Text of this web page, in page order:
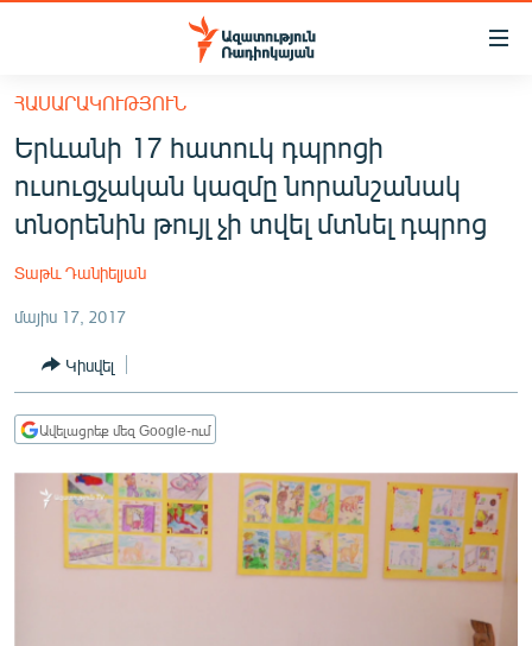
Մատչելիության
հիմնական
բովանդակությանը
հիմնական
մենյուին
ՀԱՅԱՍՏԱՆ
ՔԱՂԱՔԱԿԱՆ
ՏՆՏԵՍՈՒԹՅՈՒՆ
ՂԱՐԱԲԱՂ
ՏԱՐԱԾԱՇՐՋԱՆ
ՄԻՋԱԶԳԱՅԻՆ
ՀԱՍԱՐԱԿՈՒԹՅՈՒՆ
Երևանի 17 հատուկ դպրոցի
ուսուցչական կազմը նորանշանակ
տնօրենին թույլ չի տվել մտնել դպրոց
Տաթև Դանիելյան
մայիս 17, 2017
Կիսվել
Ավելացրեք մեզ Google-ում